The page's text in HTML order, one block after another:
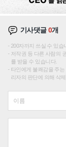
기사댓글0개
200자까지 쓰실 수 있습
저작권 등 다른 사람의
를 받을 수 있습니다.
타인에게 불쾌감을 주
리자의 판단에 의해 삭